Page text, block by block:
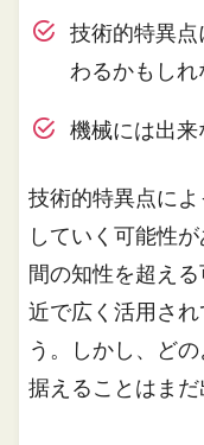
技術的特異
わるかもしれ
機械には出来
技術的特異点に
していく可能性
間の知性を超え
近で広く活用さ
う。しかし、ど
据えることはまだ